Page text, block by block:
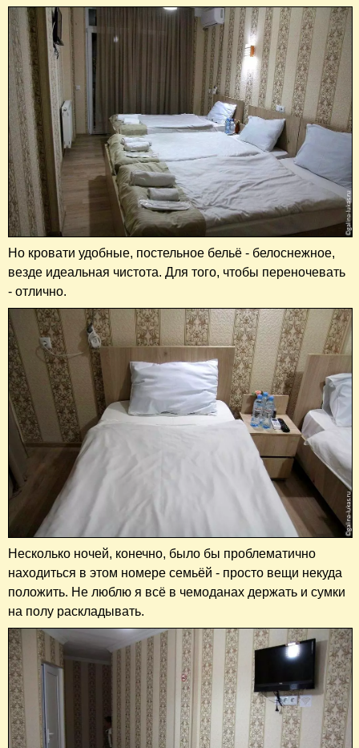
Но кровати удобные, постельное бельё - белоснежное,
везде идеальная чистота. Для того, чтобы переночевать
- отлично.
Несколько ночей, конечно, было бы проблематично
находиться в этом номере семьёй - просто вещи некуда
положить. Не люблю я всё в чемоданах держать и сумки
на полу раскладывать.